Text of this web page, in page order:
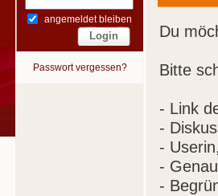
angemeldet bleiben
Passwort vergessen?
Du
Bitte
- Link
-
-
-
-